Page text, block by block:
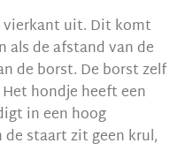
vierkant uit. Dit komt
als de afstand van de
de borst. De borst zelf
hondje heeft een
in een hoog
staart zit geen krul,